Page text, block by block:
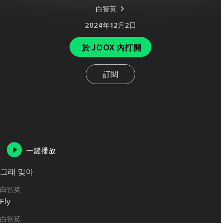
白智英
2024年12月2日
於 JOOX 內打開
訂閱
一鍵播放
그래 맞아
白智英
Fly
白智英